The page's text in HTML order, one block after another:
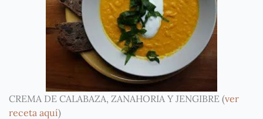
CREMA DE CALABAZA, ZANAHORIA Y JENGIBRE (ver
receta aquí)